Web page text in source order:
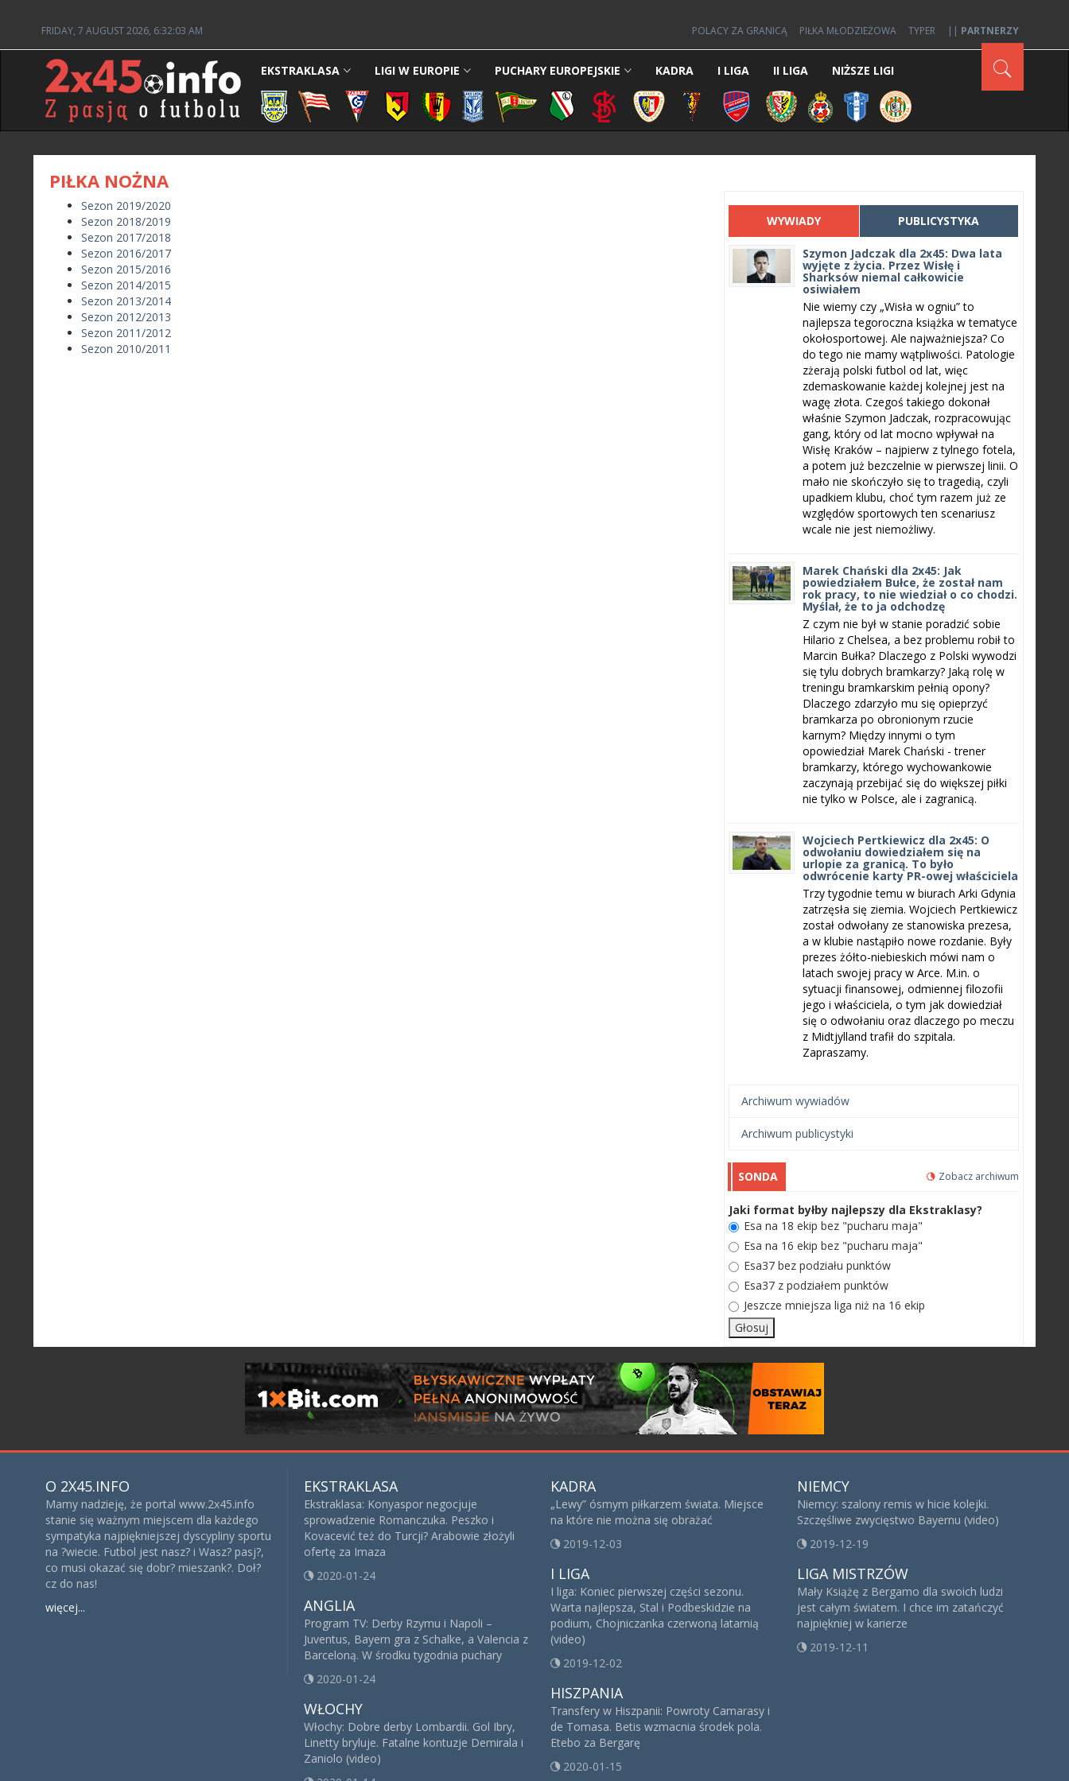
FRIDAY, 7 AUGUST 2026, 6:32:03 AM POLACY ZA GRANICĄ PIŁKA MŁODZIEŻOWA TYPER || PARTNERZY
EKSTRAKLASA LIGI W EUROPIE PUCHARY EUROPEJSKIE KADRA I LIGA II LIGA NIŻSZE LIGI
PIŁKA NOŻNA
Sezon 2019/2020
Sezon 2018/2019
Sezon 2017/2018
Sezon 2016/2017
Sezon 2015/2016
Sezon 2014/2015
Sezon 2013/2014
Sezon 2012/2013
Sezon 2011/2012
Sezon 2010/2011
WYWIADY PUBLICYSTYKA
Szymon Jadczak dla 2x45: Dwa lata
wyjęte z życia. Przez Wisłę i
Sharksów niemal całkowicie
osiwiałem
Nie wiemy czy „Wisła w ogniu” to
najlepsza tegoroczna książka w tematyce
okołosportowej. Ale najważniejsza? Co
do tego nie mamy wątpliwości. Patologie
zżerają polski futbol od lat, więc
zdemaskowanie każdej kolejnej jest na
wagę złota. Czegoś takiego dokonał
właśnie Szymon Jadczak, rozpracowując
gang, który od lat mocno wpływał na
Wisłę Kraków – najpierw z tylnego fotela,
a potem już bezczelnie w pierwszej linii. O
mało nie skończyło się to tragedią, czyli
upadkiem klubu, choć tym razem już ze
względów sportowych ten scenariusz
wcale nie jest niemożliwy.
Marek Chański dla 2x45: Jak
powiedziałem Bułce, że został nam
rok pracy, to nie wiedział o co chodzi.
Myślał, że to ja odchodzę
Z czym nie był w stanie poradzić sobie
Hilario z Chelsea, a bez problemu robił to
Marcin Bułka? Dlaczego z Polski wywodzi
się tylu dobrych bramkarzy? Jaką rolę w
treningu bramkarskim pełnią opony?
Dlaczego zdarzyło mu się opieprzyć
bramkarza po obronionym rzucie
karnym? Między innymi o tym
opowiedział Marek Chański - trener
bramkarzy, którego wychowankowie
zaczynają przebijać się do większej piłki
nie tylko w Polsce, ale i zagranicą.
Wojciech Pertkiewicz dla 2x45: O
odwołaniu dowiedziałem się na
urlopie za granicą. To było
odwrócenie karty PR-owej właściciela
Trzy tygodnie temu w biurach Arki Gdynia
zatrzęsła się ziemia. Wojciech Pertkiewicz
został odwołany ze stanowiska prezesa,
a w klubie nastąpiło nowe rozdanie. Były
prezes żółto-niebieskich mówi nam o
latach swojej pracy w Arce. M.in. o
sytuacji finansowej, odmiennej filozofii
jego i właściciela, o tym jak dowiedział
się o odwołaniu oraz dlaczego po meczu
z Midtjylland trafił do szpitala.
Zapraszamy.
Archiwum wywiadów
Archiwum publicystyki
SONDA Zobacz archiwum
Jaki format byłby najlepszy dla Ekstraklasy?
Esa na 18 ekip bez "pucharu maja"
Esa na 16 ekip bez "pucharu maja"
Esa37 bez podziału punktów
Esa37 z podziałem punktów
Jeszcze mniejsza liga niż na 16 ekip
O 2X45.INFO
Mamy nadzieję, że portal www.2x45.info
stanie się ważnym miejscem dla każdego
sympatyka najpiękniejszej dyscypliny sportu
na ?wiecie. Futbol jest nasz? i Wasz? pasj?,
co musi okazać się dobr? mieszank?. Doł?
cz do nas!
więcej...
EKSTRAKLASA
Ekstraklasa: Konyaspor negocjuje
sprowadzenie Romanczuka. Peszko i
Kovacević też do Turcji? Arabowie złożyli
ofertę za Imaza
2020-01-24
ANGLIA
Program TV: Derby Rzymu i Napoli –
Juventus, Bayern gra z Schalke, a Valencia z
Barceloną. W środku tygodnia puchary
2020-01-24
WŁOCHY
Włochy: Dobre derby Lombardii. Gol Ibry,
Linetty bryluje. Fatalne kontuzje Demirala i
Zaniolo (video)
KADRA
„Lewy” ósmym piłkarzem świata. Miejsce
na które nie można się obrażać
2019-12-03
I LIGA
I liga: Koniec pierwszej części sezonu.
Warta najlepsza, Stal i Podbeskidzie na
podium, Chojniczanka czerwoną latarnią
(video)
2019-12-02
HISZPANIA
Transfery w Hiszpanii: Powroty Camarasy i
de Tomasa. Betis wzmacnia środek pola.
Etebo za Bergarę
2020-01-15
NIEMCY
Niemcy: szalony remis w hicie kolejki.
Szczęśliwe zwycięstwo Bayernu (video)
2019-12-19
LIGA MISTRZÓW
Mały Książę z Bergamo dla swoich ludzi
jest całym światem. I chce im zatańczyć
najpiękniej w karierze
2019-12-11